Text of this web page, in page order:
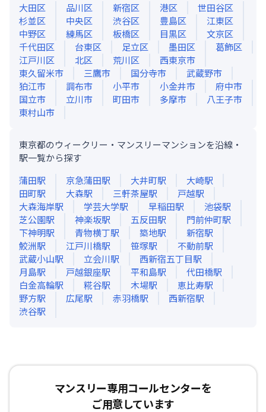
大田区
品川区 新宿区 港区
世田谷区
杉並区
中央区 渋谷区 豊島区
江東区
中野区
練馬区 板橋区 目黒区
文京区
千代田区
台東区 足立区 墨田区
葛飾区
江戸川区
北区 荒川区
西東京市
東久留米市
三鷹市 国分寺市
武蔵野市
狛江市
調布市 小平市 小金井市
府中市
国立市
立川市 町田市 多摩市
八王子市
東村山市
東京都のウィークリー・マンスリーマンションを沿線・
駅一覧から探す
蒲田駅 京急蒲田駅 大井町駅 大崎駅
田町駅 大森駅 三軒茶屋駅 戸越駅
大森海岸駅 学芸大学駅 早稲田駅 池袋駅
芝公園駅 神楽坂駅 五反田駅 門前仲町駅
下神明駅 青物横丁駅 築地駅 新宿駅
鮫洲駅 江戸川橋駅 笹塚駅 不動前駅
武蔵小山駅 立会川駅 西新宿五丁目駅
月島駅 戸越銀座駅 平和島駅 代田橋駅
白金高輪駅 糀谷駅 木場駅 恵比寿駅
野方駅 広尾駅 赤羽橋駅 西新宿駅
渋谷駅
マンスリー専用コールセンターを
ご用意しています